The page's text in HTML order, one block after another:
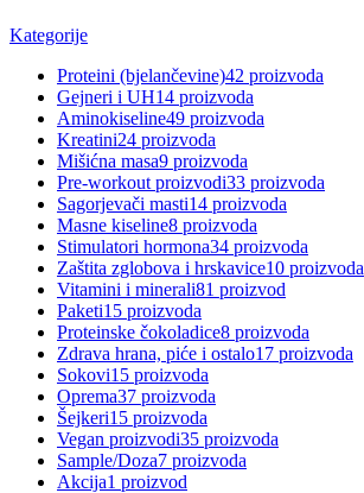
Kategorije
Proteini (bjelančevine)42 proizvoda
Gejneri i UH14 proizvoda
Aminokiseline49 proizvoda
Kreatini24 proizvoda
Mišićna masa9 proizvoda
Pre-workout proizvodi33 proizvoda
Sagorjevači masti14 proizvoda
Masne kiseline8 proizvoda
Stimulatori hormona34 proizvoda
Zaštita zglobova i hrskavice10 proizvoda
Vitamini i minerali81 proizvod
Paketi15 proizvoda
Proteinske čokoladice8 proizvoda
Zdrava hrana, piće i ostalo17 proizvoda
Sokovi15 proizvoda
Oprema37 proizvoda
Šejkeri15 proizvoda
Vegan proizvodi35 proizvoda
Sample/Doza7 proizvoda
Akcija1 proizvod